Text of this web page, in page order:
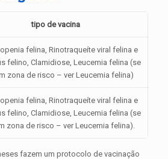
tipo de vacina
felina, Rinotraqueíte viral felina e
felino, Clamidiose, Leucemia felina (se
zona de risco – ver Leucemia felina)
felina, Rinotraqueíte viral felina e
felino, Clamidiose, Leucemia felina (se
zona de risco – ver Leucemia felina).
fazem um protocolo de vacinação